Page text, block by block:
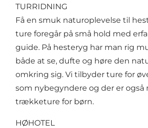
TURRIDNING
Få en smuk naturoplevelse til
ture foregår på små hold med
guide. På hesteryg har man rig
både at se, dufte og høre den
omkring sig. Vi tilbyder ture for
som nybegyndere og der er også
trækketure for børn.
HØHOTEL